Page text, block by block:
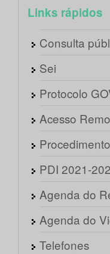
Links rápidos
Consulta
Sei
Protocolo
Acesso
PDI 2021-
Agenda do
Agenda do
Telefones